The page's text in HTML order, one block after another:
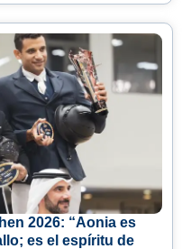
2026: “Aonia es
es el espíritu de